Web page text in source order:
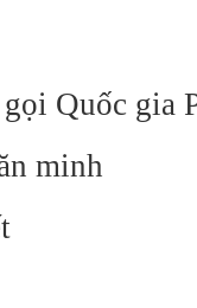
Quốc gia
minh